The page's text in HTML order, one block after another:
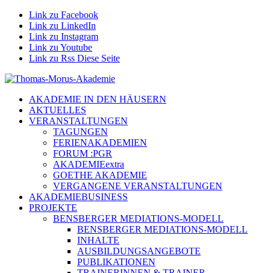
Link zu Facebook
Link zu LinkedIn
Link zu Instagram
Link zu Youtube
Link zu Rss Diese Seite
AKADEMIE IN DEN HÄUSERN
AKTUELLES
VERANSTALTUNGEN
TAGUNGEN
FERIENAKADEMIEN
FORUM :PGR
AKADEMIEextra
GOETHE AKADEMIE
VERGANGENE VERANSTALTUNGEN
AKADEMIEBUSINESS
PROJEKTE
BENSBERGER MEDIATIONS-MODELL
BENSBERGER MEDIATIONS-MODELL
INHALTE
AUSBILDUNGSANGEBOTE
PUBLIKATIONEN